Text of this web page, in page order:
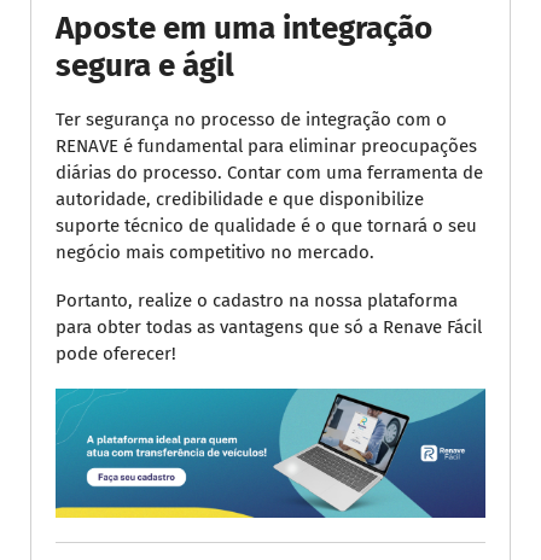
Aposte em uma integração
segura e ágil
Ter segurança no processo de integração com o
RENAVE é fundamental para eliminar preocupações
diárias do processo. Contar com uma ferramenta de
autoridade, credibilidade e que disponibilize
suporte técnico de qualidade é o que tornará o seu
negócio mais competitivo no mercado.
Portanto, realize o cadastro na nossa plataforma
para obter todas as vantagens que só a Renave Fácil
pode oferecer!